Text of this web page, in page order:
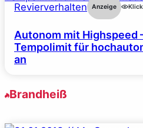
Revierverhalten Anzeige
Autonom mit Highspeed
Tempolimit für
an
Brandheiß